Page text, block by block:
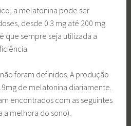
a melatonina pode ser
desde 0.3 mg até 200 mg.
que sempre seja utilizada a
foram definidos. A produção
de melatonina diariamente.
encontrados com as seguintes
a melhora do sono).